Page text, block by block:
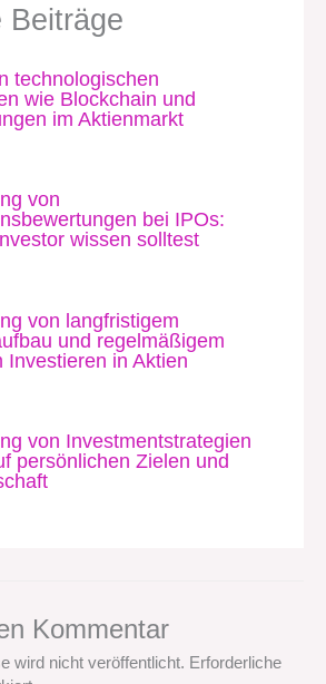
Beiträge
technologischen
wie Blockchain und
im Aktienmarkt
von
bei IPOs:
wissen solltest
von langfristigem
und regelmäßigem
Investieren in Aktien
von Investmentstrategien
persönlichen Zielen und
Kommentar
wird nicht veröffentlicht. Erforderliche